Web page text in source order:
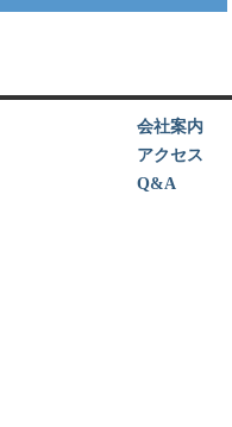
会社案内
アクセス
Q&A